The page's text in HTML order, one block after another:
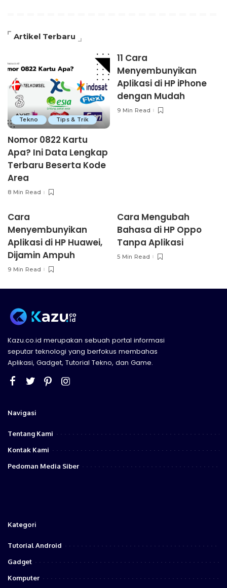
Artikel Terbaru
Tekno Tips & Trik
Nomor 0822 Kartu
Apa? Ini Data Lengkap
Terbaru Beserta Kode
Area
8 Min Read
11 Cara
Menyembunyikan
Aplikasi di HP iPhone
dengan Mudah
9 Min Read
Cara
Menyembunyikan
Aplikasi di HP Huawei,
Dijamin Ampuh
9 Min Read
Cara Mengubah
Bahasa di HP Oppo
Tanpa Aplikasi
5 Min Read
Kazu.co.id merupakan sebuah portal informasi
seputar teknologi yang berfokus membahas
Aplikasi, Gadget, Tutorial Tekno, dan Game.
Navigasi
Tentang Kami
Kontak Kami
Pedoman Media Siber
Kategori
Tutorial Android
Gadget
Komputer